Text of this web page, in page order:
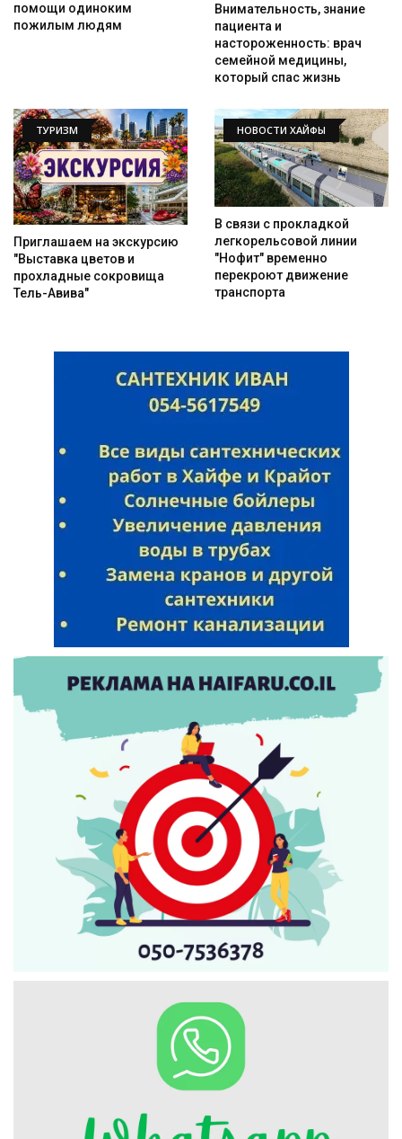
помощи одиноким
пожилым людям
Внимательность, знание
пациента и
настороженность: врач
семейной медицины,
который спас жизнь
ТУРИЗМ
Приглашаем на экскурсию
"Выставка цветов и
прохладные сокровища
Тель-Авива"
НОВОСТИ ХАЙФЫ
В связи с прокладкой
легкорельсовой линии
"Нофит" временно
перекроют движение
транспорта